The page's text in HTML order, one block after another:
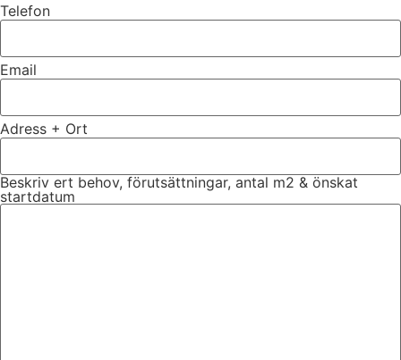
Telefon
Email
Adress + Ort
Beskriv ert behov, förutsättningar, antal m2 & önskat
startdatum